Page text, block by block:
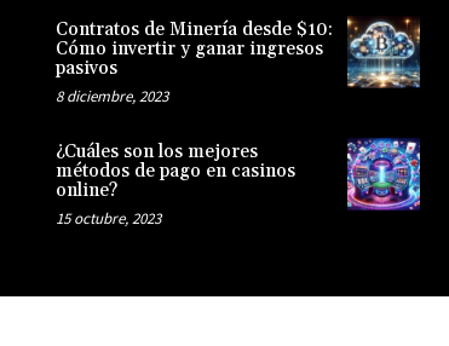
Contratos de Minería desde $10:
Cómo invertir y ganar ingresos
pasivos
8 diciembre, 2023
¿Cuáles son los mejores
métodos de pago en casinos
online?
15 octubre, 2023